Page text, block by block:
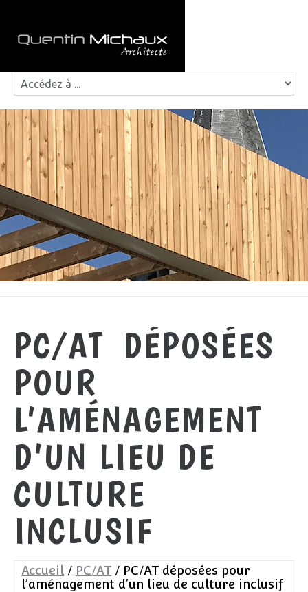
PC/AT DÉPOSÉES
POUR
L’AMÉNAGEMENT
D’UN LIEU DE
CULTURE
INCLUSIF
Accueil PC/AT
PC/AT déposées pour
l’aménagement d’un lieu de culture inclusif